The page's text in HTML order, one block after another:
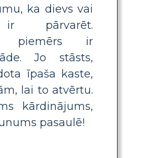
ka dievs vai
pārvarēt.
piemērs ir
Jo stāsts,
īpaša kaste,
lai to atvērtu.
kārdinājums,
pasaulē!